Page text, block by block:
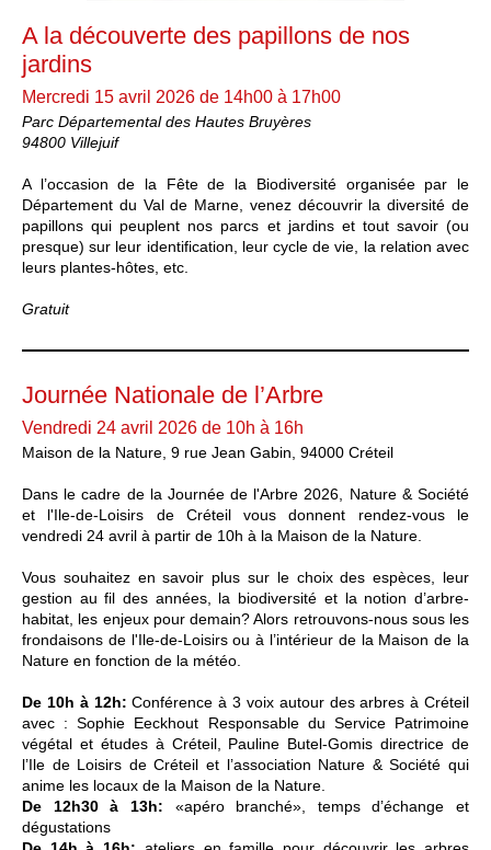
A la découverte des papillons de nos
jardins
Mercredi 15 avril 2026 de 14h00 à 17h00
Parc Départemental des Hautes Bruyères
94800 Villejuif
A l’occasion de la Fête de la Biodiversité organisée par le
Département du Val de Marne, venez découvrir la diversité de
papillons qui peuplent nos parcs et jardins et tout savoir (ou
presque) sur leur identification, leur cycle de vie, la relation avec
leurs plantes-hôtes, etc.
Gratuit
Journée Nationale de l’Arbre
Vendredi 24 avril 2026 de 10h à 16h
Maison de la Nature, 9 rue Jean Gabin, 94000 Créteil
Dans le cadre de la Journée de l'Arbre 2026, Nature & Société
et l'Ile-de-Loisirs de Créteil vous donnent rendez-vous le
vendredi 24 avril à partir de 10h à la Maison de la Nature.
Vous souhaitez en savoir plus sur le choix des espèces, leur
gestion au fil des années, la biodiversité et la notion d’arbre-
habitat, les enjeux pour demain? Alors retrouvons-nous sous les
frondaisons de l'Ile-de-Loisirs ou à l’intérieur de la Maison de la
Nature en fonction de la météo.
De 10h à 12h:Conférence à 3 voix autour des arbres à Créteil
avec : Sophie Eeckhout Responsable du Service Patrimoine
végétal et études à Créteil, Pauline Butel-Gomis directrice de
l’Ile de Loisirs de Créteil et l’association Nature & Société qui
anime les locaux de la Maison de la Nature.
De 12h30 à 13h: «apéro branché», temps d’échange et
dégustations